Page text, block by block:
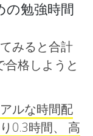
の勉強時間
みると合計
格しようと
ルな時間配
0.3時間、 高